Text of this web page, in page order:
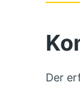
Der